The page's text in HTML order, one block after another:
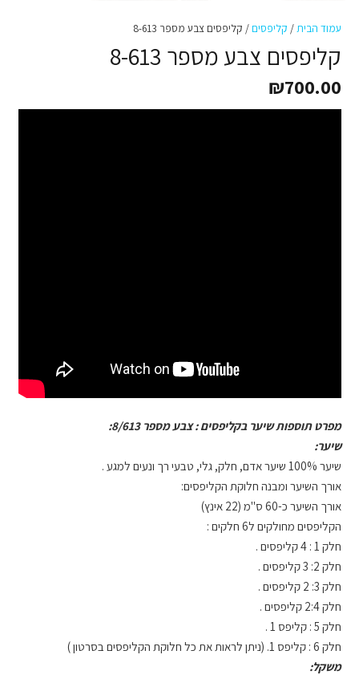
עמוד הבית / קליפסים/ קליפסים צבע מספר 8-613
קליפסים צבע מספר 8-613
₪700.00
מפרט תוספות שיער בקליפסים : צבע מספר 8/613:
שיער:
שיער 100% שיער אדם, חלק, גלי, טבעי רך ונעים למגע .
אורך השיער ומבנה חלוקת הקליפסים:
אורך השיער כ-60 ס"מ (22 אינץ)
הקליפסים מחולקים ל6 חלקים :
חלק 1 : 4 קליפסים .
חלק 2: 3 קליפסים .
חלק 3: 2 קליפסים .
חלק 2:4 קליפסים .
חלק 5 : קליפס 1 .
חלק 6 : קליפס 1. (ניתן לראות את כל חלוקת הקליפסים בסרטון )
משקל: